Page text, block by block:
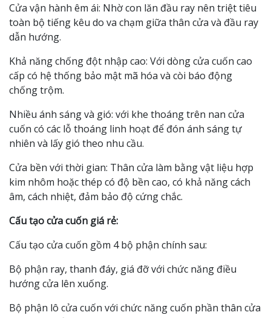
Cửa vận hành êm ái: Nhờ con lăn đầu ray nên triệt tiêu
toàn bộ tiếng kêu do va chạm giữa thân cửa và đầu ray
dẫn hướng.
Khả năng chống đột nhập cao: Với dòng cửa cuốn cao
cấp có hệ thống bảo mật mã hóa và còi báo động
chống trộm.
Nhiều ánh sáng và gió: với khe thoáng trên nan cửa
cuốn có các lỗ thoáng linh hoạt để đón ánh sáng tự
nhiên và lấy gió theo nhu cầu.
Cửa bền với thời gian: Thân cửa làm bằng vật liệu hợp
kim nhôm hoặc thép có độ bền cao, có khả năng cách
âm, cách nhiệt, đảm bảo độ cứng chắc.
Cấu tạo cửa cuốn giá rẻ:
Cấu tạo cửa cuốn gồm 4 bộ phận chính sau:
Bộ phận ray, thanh đáy, giá đỡ với chức năng điều
hướng cửa lên xuống.
Bộ phận lô cửa cuốn với chức năng cuốn phần thân cửa